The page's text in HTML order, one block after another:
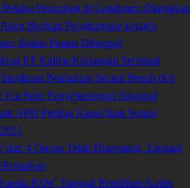
Pencurian di Candipuro Ditangkap
Berikan Penghargaan kepada
Beliau Pantas Dihargai!
PT Kaltim Kariangau Terminal
Pelabuhan Secara Penuh di 6
Era Baru Penyeberangan Nasional
APH Periksa Kapal Ikan Sesuai
dari 4 Dusun Telah Disepakati, Tanggal
PAW, Tanggal Pemilihan Kades